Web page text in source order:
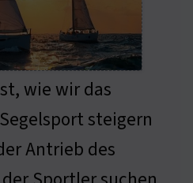
wie wir das
steigern
Antrieb des